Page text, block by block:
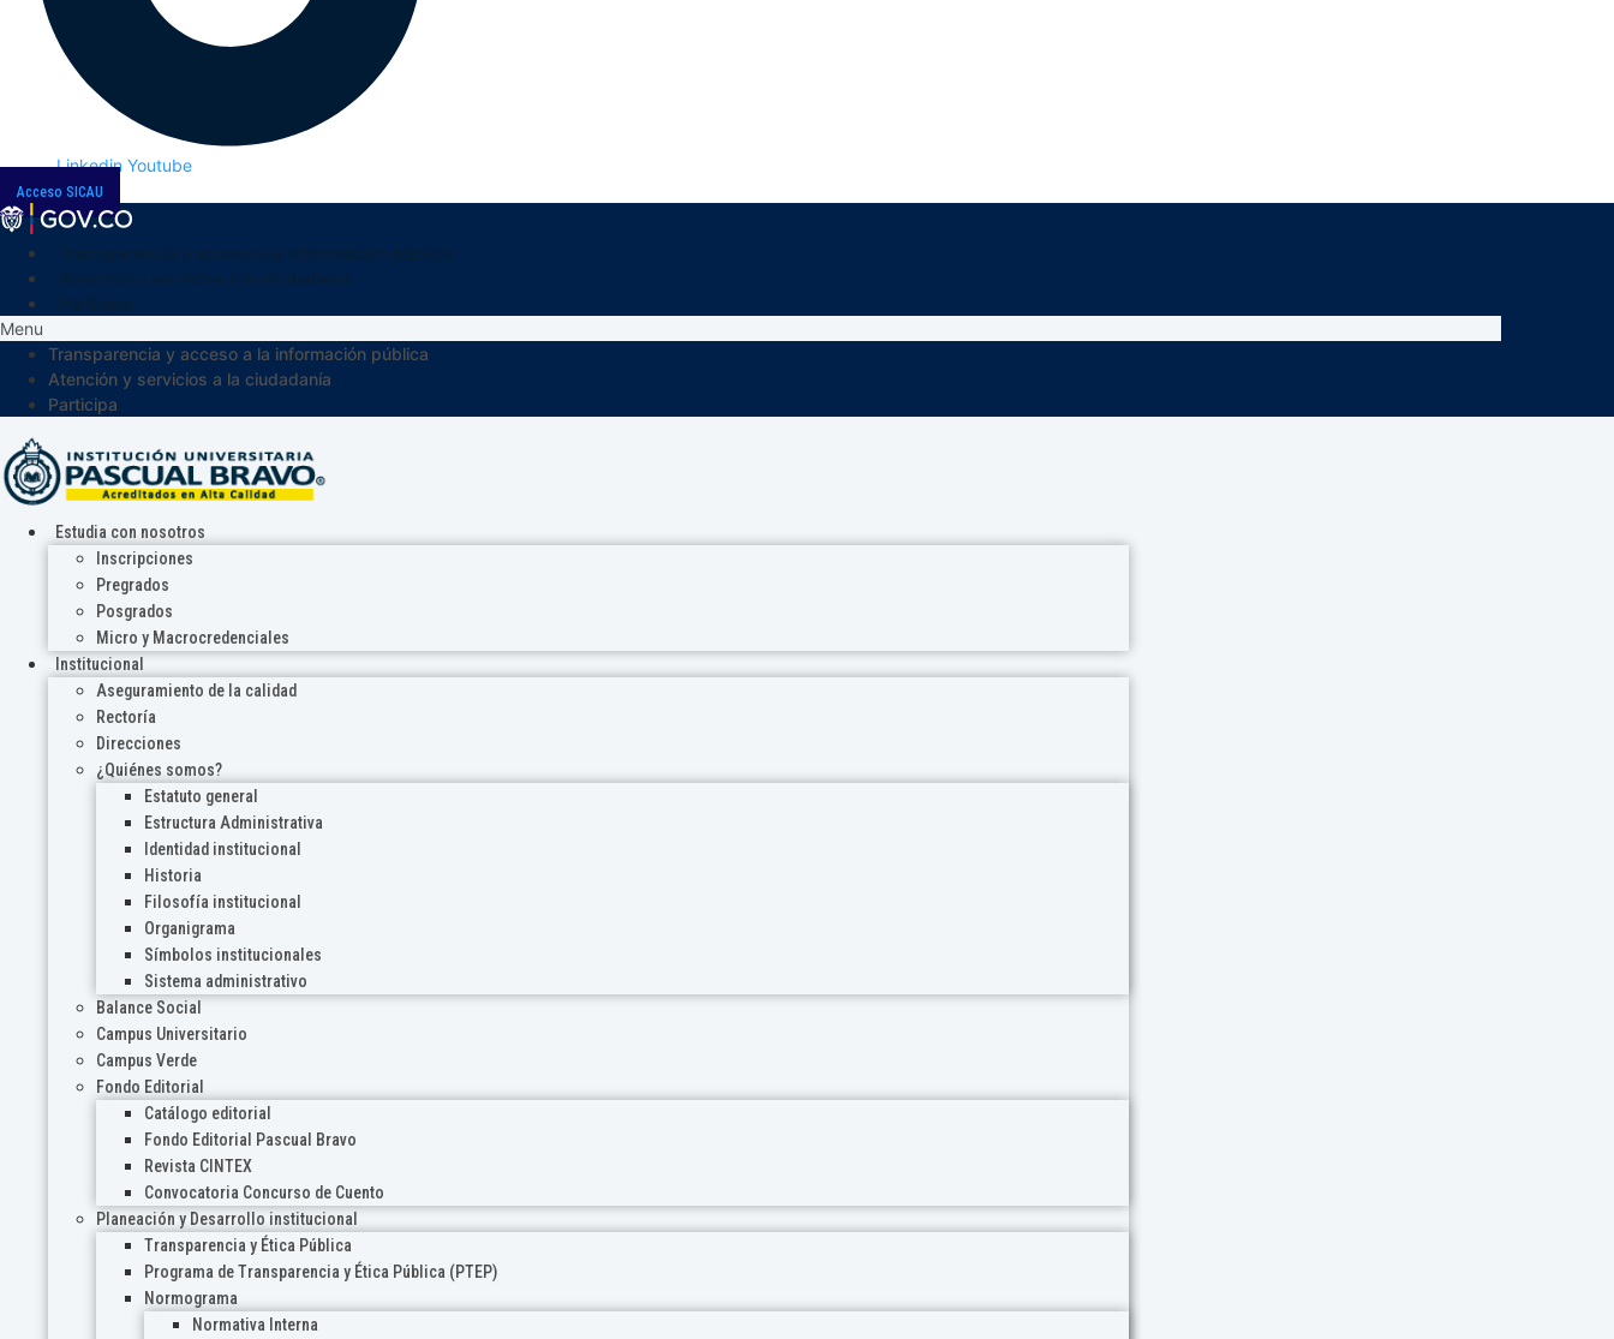
Linkedin Youtube
Acceso SICAU
Menu
Transparencia y acceso a la información pública
Atención y servicios a la ciudadanía
Participa
Estudia con nosotros
Inscripciones
Pregrados
Posgrados
Micro y Macrocredenciales
Institucional
Aseguramiento de la calidad
Rectoría
Direcciones
¿Quiénes somos?
Estatuto general
Estructura Administrativa
Identidad institucional
Historia
Filosofía institucional
Organigrama
Símbolos institucionales
Sistema administrativo
Balance Social
Campus Universitario
Campus Verde
Fondo Editorial
Catálogo editorial
Fondo Editorial Pascual Bravo
Revista CINTEX
Convocatoria Concurso de Cuento
Planeación y Desarrollo institucional
Transparencia y Ética Pública
Programa de Transparencia y Ética Pública (PTEP)
Normograma
Normativa Interna